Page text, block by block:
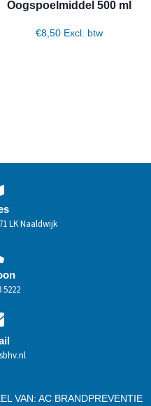
Oogspoelmiddel 500 ml
€8,50 Excl. btw
LK Naaldwijk
5222
VAN: AC BRANDPREVENTIE